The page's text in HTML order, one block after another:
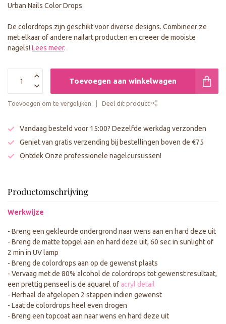
Urban Nails Color Drops
De colordrops zijn geschikt voor diverse designs. Combineer ze
met elkaar of andere nailart producten en creeer de mooiste
nagels! Lees meer.
Toevoegen aan winkelwagen
Toevoegen om te vergelijken Deel dit product
Vandaag besteld voor 15:00? Dezelfde werkdag verzonden
Geniet van gratis verzending bij bestellingen boven de €75
Ontdek Onze professionele nagelcursussen!
Productomschrijving
Werkwijze
- Breng een gekleurde ondergrond naar wens aan en hard deze uit
- Breng de matte topgel aan en hard deze uit, 60 sec in sunlight of
2 min in UV lamp
- Breng de colordrops aan op de gewenst plaats
- Vervaag met de 80% alcohol de colordrops tot gewenst resultaat,
een prettig penseel is de aquarel of acryl detail
- Herhaal de afgelopen 2 stappen indien gewenst
- Laat de colordrops heel even drogen
- Breng een topcoat aan naar wens en hard deze uit